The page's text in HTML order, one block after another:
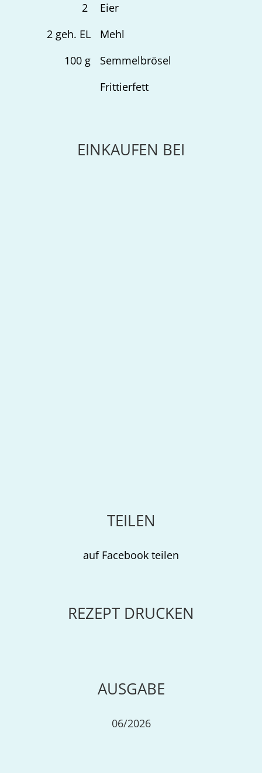
2
Eier
2geh. EL
Mehl
100g
Semmelbrösel
Frittierfett
EINKAUFEN BEI
TEILEN
auf Facebook teilen
REZEPT DRUCKEN
AUSGABE
06/2026